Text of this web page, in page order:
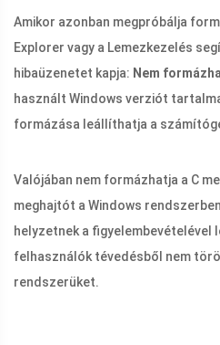
Amikor azonban megpróbálja
Explorer vagy a Lemezkezelés
hibaüzenetet kapja: Nem
használt Windows verziót
formázása leállíthatja a
Valójában nem formázhatja a C
meghajtót a Windows
helyzetnek a figyelembevételével
felhasználók tévedésből nem
rendszerüket.